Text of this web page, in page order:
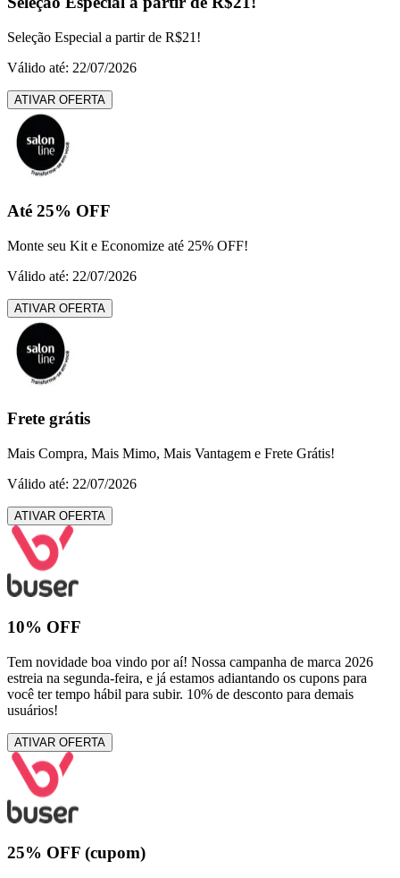
Seleção Especial a partir de R$21!
Válido até: 22/07/2026
ATIVAR OFERTA
Até 25% OFF
Monte seu Kit e Economize até 25% OFF!
Válido até: 22/07/2026
ATIVAR OFERTA
Frete grátis
Mais Compra, Mais Mimo, Mais Vantagem e Frete Grátis!
Válido até: 22/07/2026
ATIVAR OFERTA
10% OFF
Tem novidade boa vindo por aí! Nossa campanha de marca 2026
estreia na segunda-feira, e já estamos adiantando os cupons para
você ter tempo hábil para subir. 10% de desconto para demais
usuários!
ATIVAR OFERTA
25% OFF (cupom)